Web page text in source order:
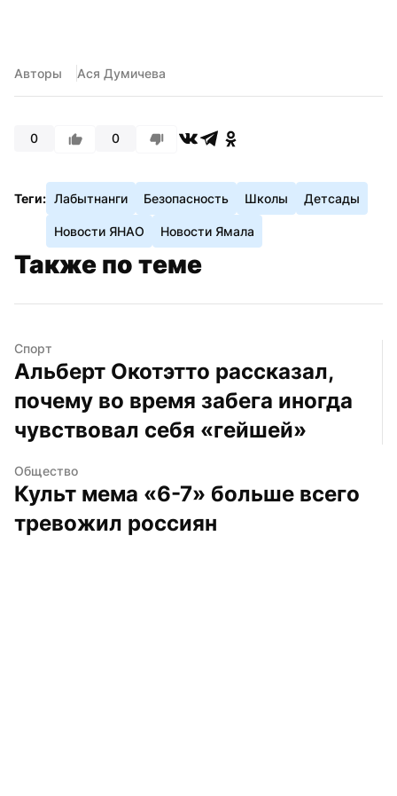
Авторы Ася Думичева
0 0
Теги: Лабытнанги Безопасность Школы Детсады
Новости ЯНАО Новости Ямала
Также по теме
Спорт
Альберт Окотэтто рассказал,
почему во время забега иногда
чувствовал себя «гейшей»
Общество
Культ мема «6-7» больше всего
тревожил россиян